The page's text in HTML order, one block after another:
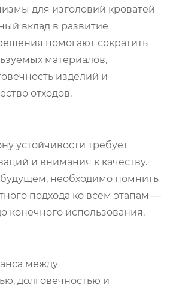
для изголовий кроватей
вклад в развитие
помогают сократить
материалов,
изделий и
отходов.
устойчивости требует
и внимания к качеству.
будущем, необходимо помнить
подхода ко всем этапам —
конечного использования.
между
долговечностью и